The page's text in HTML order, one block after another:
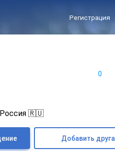
Регистрация
0
Россия 🇷🇺
Добавить друга